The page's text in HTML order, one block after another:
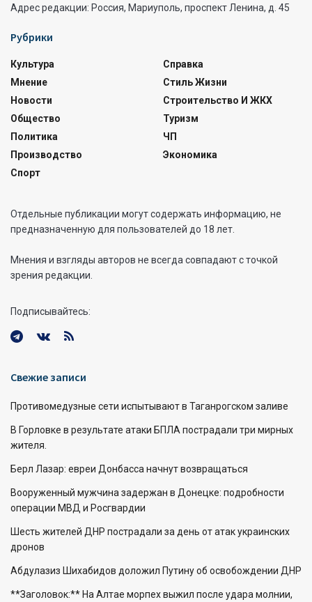
Адрес редакции: Россия, Мариуполь, проспект Ленина, д. 45
Рубрики
Культура
Мнение
Новости
Общество
Политика
Производство
Спорт
Справка
Стиль Жизни
Строительство И ЖКХ
Туризм
ЧП
Экономика
Отдельные публикации могут содержать информацию, не
предназначенную для пользователей до 18 лет.
Мнения и взгляды авторов не всегда совпадают с точкой
зрения редакции.
Подписывайтесь:
Свежие записи
Противомедузные сети испытывают в Таганрогском заливе
В Горловке в результате атаки БПЛА пострадали три мирных
жителя.
Берл Лазар: евреи Донбасса начнут возвращаться
Вооруженный мужчина задержан в Донецке: подробности
операции МВД и Росгвардии
Шесть жителей ДНР пострадали за день от атак украинских
дронов
Абдулазиз Шихабидов доложил Путину об освобождении ДНР
**Заголовок:** На Алтае морпех выжил после удара молнии,